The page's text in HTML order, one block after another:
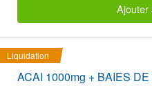
Ajouter
Liquidation
ACAI 1000mg + BAIES